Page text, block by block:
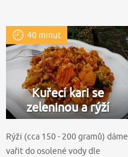
40 minut
Kuřecí kari se
zeleninou a rýží
Rýži (cca 150 - 200 gramů) dáme
vařit do osolené vody dle